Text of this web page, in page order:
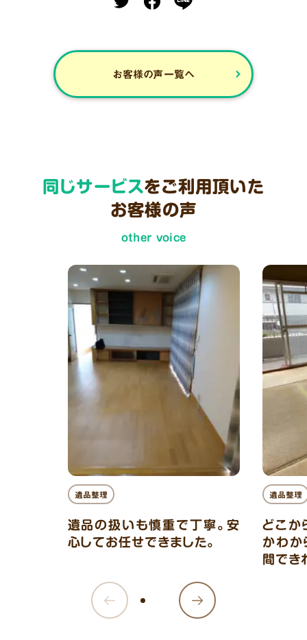
お客様の声一覧へ
同じサービスをご利用頂いた
お客様の声
other voice
遺品整理
遺品の扱いも慎重で丁寧。安
心してお任せできました。
遺品整理
どこか
かわか
間でき